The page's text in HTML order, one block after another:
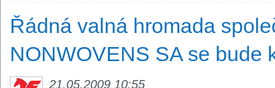
Řádná valná hromada
NONWOVENS SA se bude
21.05.2009 10:55